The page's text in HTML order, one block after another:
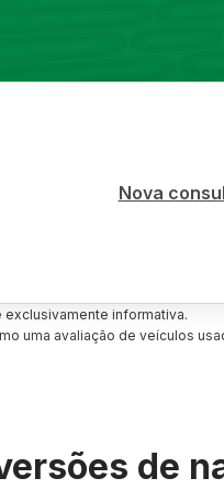
Nova
informativa.
uma avaliação de veículos
de